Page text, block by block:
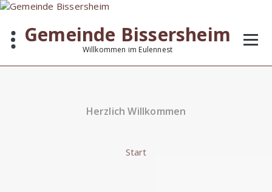
Zum
springenGemeinde Bissersheim
Willkommen im Eulennest
Herzlich Willkommen
Start